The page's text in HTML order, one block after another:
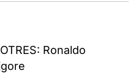
Ronaldo